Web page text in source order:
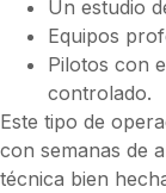
Un estudio
Equipos
Pilotos con
controlado.
Este tipo de
con semanas de
técnica bien